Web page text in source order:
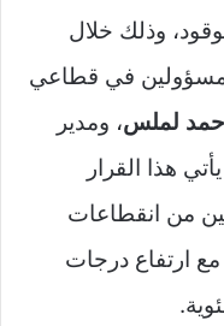
وذلك خلال
في قطاعي
أحمد لملس، ومدير
هذا القرار
من انقطاعات
مع ارتفاع درجات